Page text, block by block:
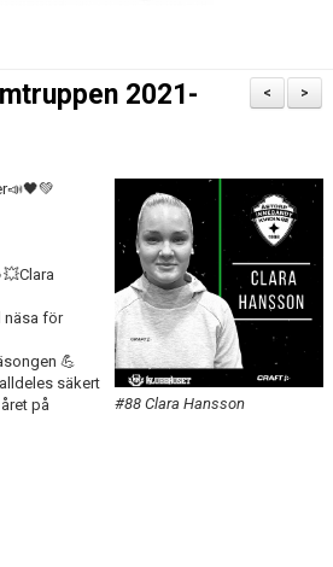
>
<
2021-
#88 Clara Hansson
näsa för
💪
säkert
på